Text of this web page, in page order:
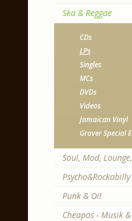
Ska & Reggae
CDs
LPs
Singles
MCs
DVDs
Videos
Jamaican Vinyl
Grover Special
Soul, Mod,
Punk & Oi!
Cheapos - Musik